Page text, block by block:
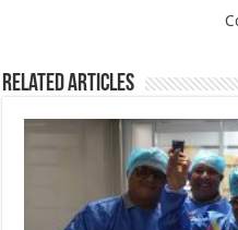
Related Articles